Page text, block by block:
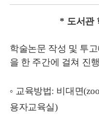
* 도서관
학술논문 작성 및 투
을 한 주간에 걸쳐 진
◦ 교육방법: 비대면
용자교육실)